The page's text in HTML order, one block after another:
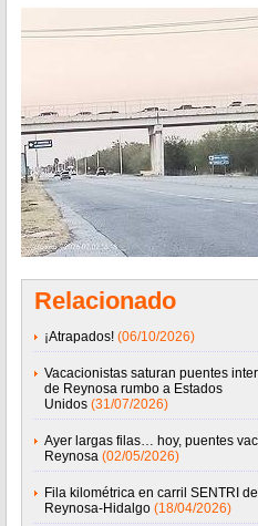
Relacionado
¡Atrapados! (06/10/2026)
Vacacionistas saturan puentes
de Reynosa rumbo a Estados
Unidos (31/07/2026)
Ayer largas filas… hoy, puentes
Reynosa (02/05/2026)
Fila kilométrica en carril SENTRI
Reynosa-Hidalgo (18/04/2026)